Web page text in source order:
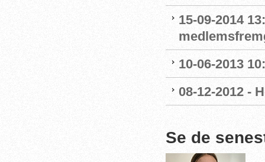
15-09-2014
10-06-2013
08-12-2012 -
Se de